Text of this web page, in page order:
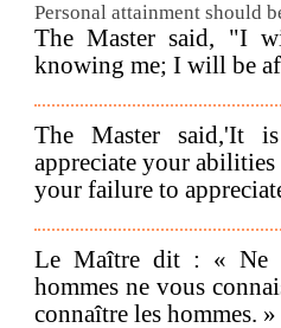
Personal attainment should
The Master said, "I
knowing me; I will be
The Master said,'It
appreciate your
your failure to
Le Maître dit : « Ne
hommes ne vous
connaître les hommes. »